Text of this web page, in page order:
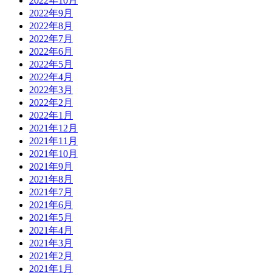
2022年9月
2022年8月
2022年7月
2022年6月
2022年5月
2022年4月
2022年3月
2022年2月
2022年1月
2021年12月
2021年11月
2021年10月
2021年9月
2021年8月
2021年7月
2021年6月
2021年5月
2021年4月
2021年3月
2021年2月
2021年1月